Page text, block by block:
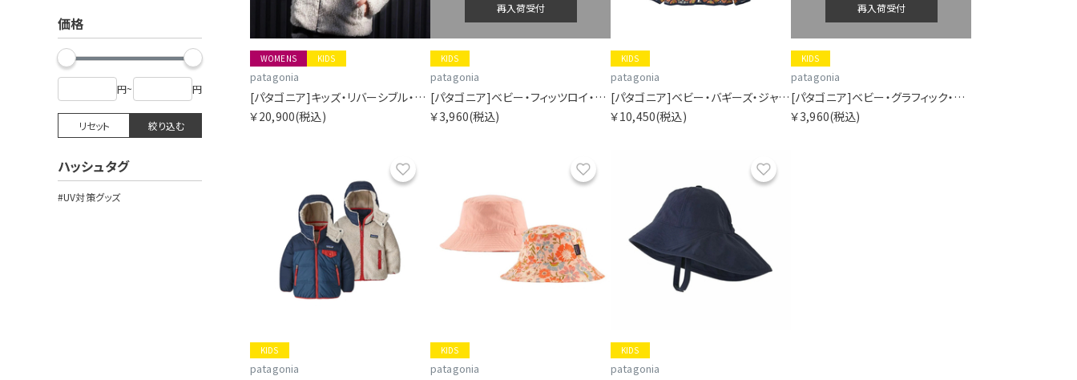
価格
円~ 円
リセット 絞り込む
ハッシュタグ
#UV対策グッズ
WOMENS KIDS
patagonia
[パタゴニア]キッズ・リバーシブル・レディ・フレディ・フーディ
￥20,900(税込)
再入荷受付
KIDS
patagonia
[パタゴニア]ベビー・フィッツロイ・スカイズ・Tシャツ
￥3,960(税込)
KIDS
patagonia
[パタゴニア]ベビー・バギーズ・ジャケット
￥10,450(税込)
再入荷受付
KIDS
patagonia
[パタゴニア]ベビー・グラフィック・Tシャツ
￥3,960(税込)
KIDS
patagonia
KIDS
patagonia
KIDS
patagonia